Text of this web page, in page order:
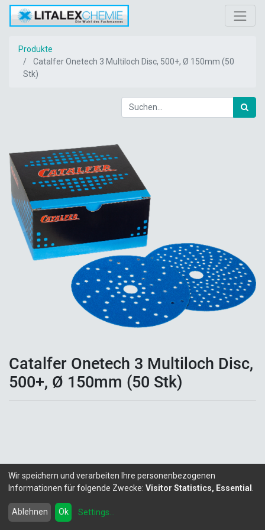
Produkte
Catalfer Onetech 3 Multiloch Disc, 500+, Ø 150mm (50
Stk)
Catalfer Onetech 3 Multiloch Disc,
500+, Ø 150mm (50 Stk)
Powered by
- Die #1
Wir speichern und verarbeiten Ihre personenbezogenen
Informationen für folgende Zwecke: Visitor Statistics, Essential
Ablehnen Ok Settings...